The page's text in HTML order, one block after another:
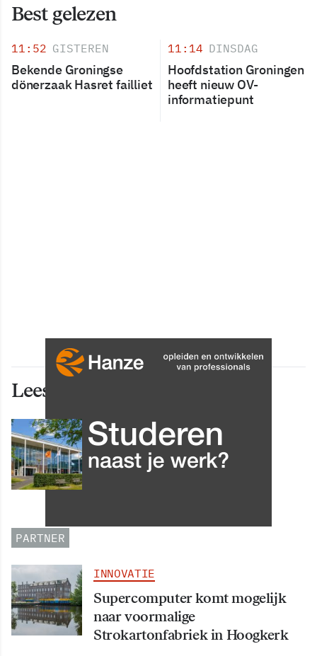
Best gelezen
11:52 GISTEREN
Bekende Groningse
dönerzaak Hasret failliet
11:14 DINSDAG
Hoofdstation Groningen
heeft nieuw OV-
informatiepunt
Lees ook deze artikelen
INNOVATIE
Grip op data en informatie:
Leergang Data en
PARTNER
INNOVATIE
Supercomputer komt mogelijk
naar voormalige
Strokartonfabriek in Hoogkerk